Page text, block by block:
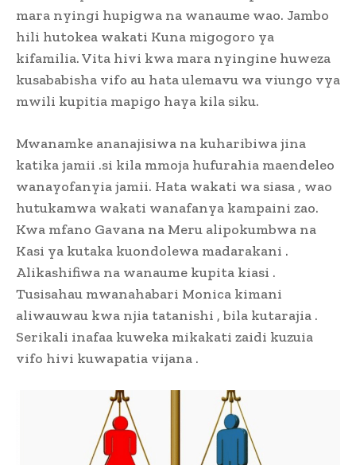
mara nyingi hupigwa na wanaume wao. Jambo
hili hutokea wakati Kuna migogoro ya
kifamilia. Vita hivi kwa mara nyingine huweza
kusababisha vifo au hata ulemavu wa viungo vya
mwili kupitia mapigo haya kila siku.
Mwanamke ananajisiwa na kuharibiwa jina
katika jamii .si kila mmoja hufurahia maendeleo
wanayofanyia jamii. Hata wakati wa siasa , wao
hutukamwa wakati wanafanya kampaini zao.
Kwa mfano Gavana na Meru alipokumbwa na
Kasi ya kutaka kuondolewa madarakani .
Alikashifiwa na wanaume kupita kiasi .
Tusisahau mwanahabari Monica kimani
aliwauwau kwa njia tatanishi , bila kutarajia .
Serikali inafaa kuweka mikakati zaidi kuzuia
vifo hivi kuwapatia vijana .